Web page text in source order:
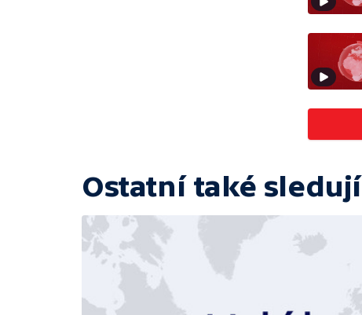
Ostatní také sledují